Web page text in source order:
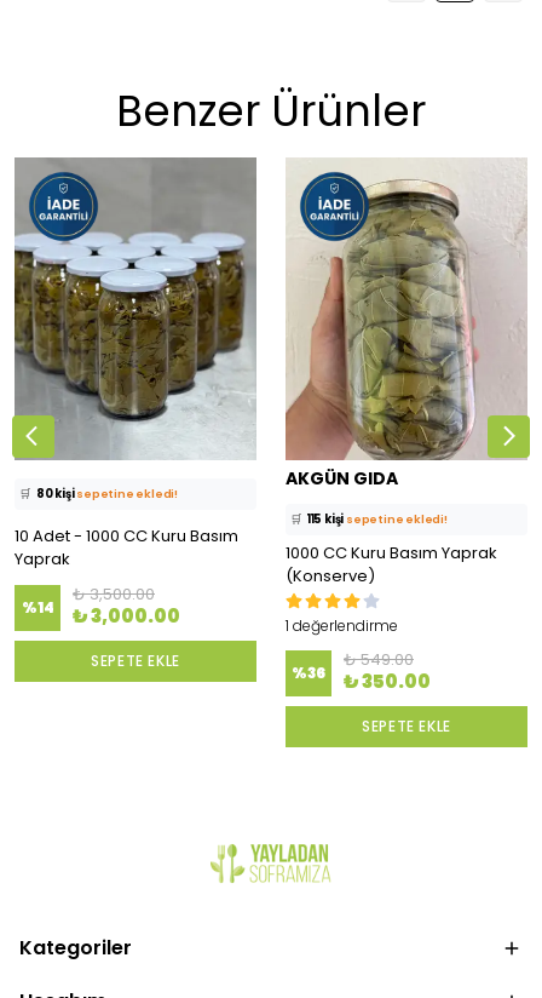
Benzer Ürünler
⭐️ Bu ürünü
✅ Bugün21 adetsatıldı
10 Adet - 1000 CC Kuru Basım
Yaprak
%14
₺ 3,500.00
₺ 3,000.00
SEPETE EKLE
AKGÜN GIDA
⭐️ Bu ürünü1899 kişifavoriledi!
✅ Bugün73 adetsatıldı
1000 CC Kuru Basım Yaprak
(Konserve)
1 değerlendirme
%36
₺ 549.00
₺ 350.00
SEPETE EKLE
Kategoriler